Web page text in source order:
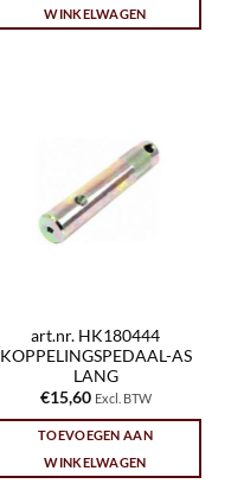
WINKELWAGEN
art.nr. HK180444
KOPPELINGSPEDAAL-AS
LANG
€15,60 Excl. BTW
TOEVOEGEN AAN
WINKELWAGEN